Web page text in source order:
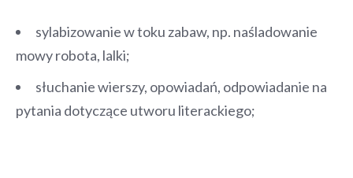
sylabizowanie w toku zabaw, np. naśladowanie
mowy robota, lalki;
słuchanie wierszy, opowiadań, odpowiadanie na
pytania dotyczące utworu literackiego;